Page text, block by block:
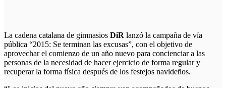
La cadena catalana de gimnasios DiR lanzó la campaña de vía
pública “2015: Se terminan las excusas”, con el objetivo de
aprovechar el comienzo de un año nuevo para concienciar a las
personas de la necesidad de hacer ejercicio de forma regular y
recuperar la forma física después de los festejos navideños.